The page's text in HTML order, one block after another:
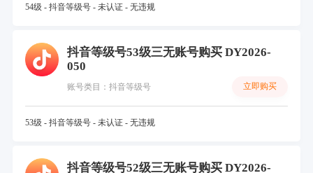
54级 - 抖音等级号 - 未认证 - 无违规
抖音等级号53级三无账号购买 DY2026-
050
账号类目：抖音等级号 立即购买
53级 - 抖音等级号 - 未认证 - 无违规
抖音等级号52级三无账号购买 DY2026-